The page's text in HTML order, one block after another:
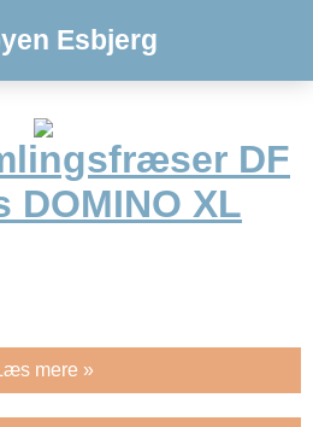
Esbjerg
DF
DOMINO XL
mere »